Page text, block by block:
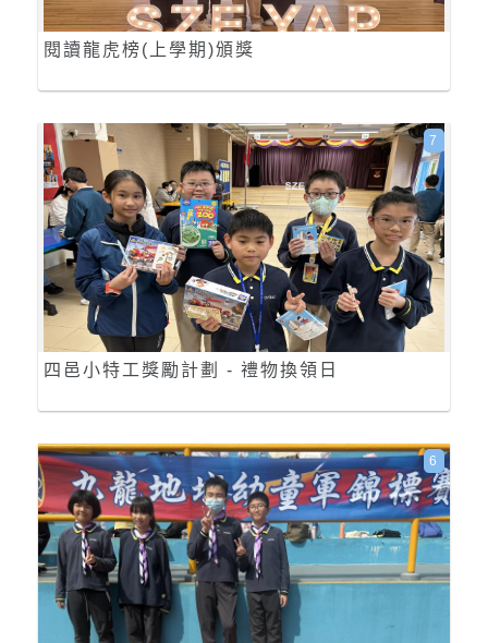
閱讀龍虎榜(上學期)頒獎
四邑小特工獎勵計劃 - 禮物換領日
7
6